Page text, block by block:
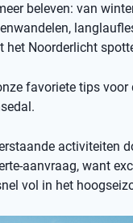
beleven: van
het Noorderlicht
favoriete tips voor
activiteiten
aanvraag, want
vol in het